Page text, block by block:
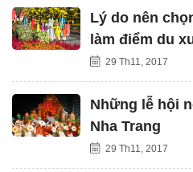
Lý do nên
làm điểm du
29 Th11, 2017
Những lễ hội
Nha Trang
29 Th11, 2017